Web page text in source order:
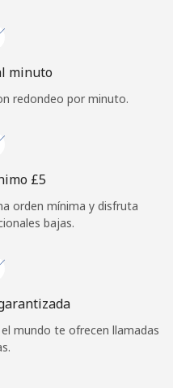
con
minuto
redondeo por minuto.
⁦£5⁩
orden mínima y disfruta
bajas.
mundo te ofrecen llamadas